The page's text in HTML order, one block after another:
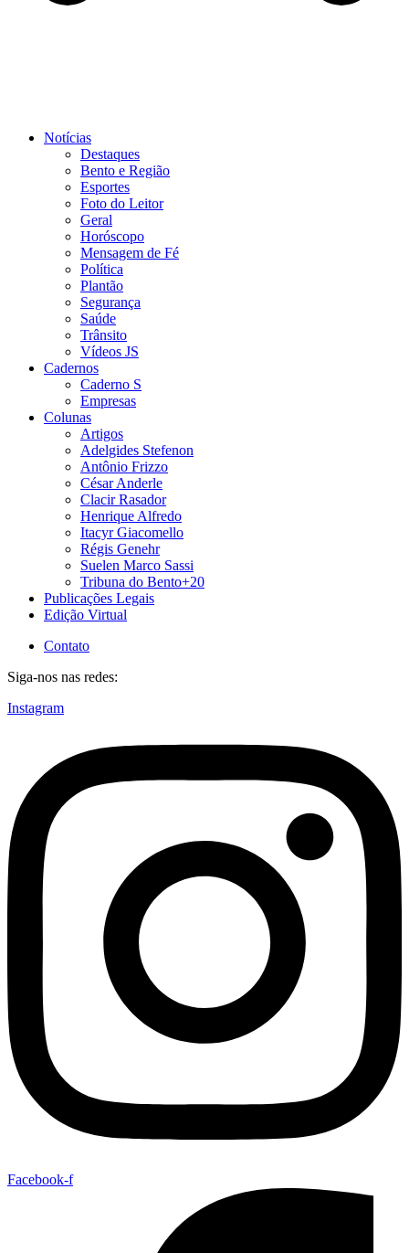
Notícias
Destaques
Bento e Região
Esportes
Foto do Leitor
Geral
Horóscopo
Mensagem de Fé
Política
Plantão
Segurança
Saúde
Trânsito
Vídeos JS
Cadernos
Caderno S
Empresas
Colunas
Artigos
Adelgides Stefenon
Antônio Frizzo
César Anderle
Clacir Rasador
Henrique Alfredo
Itacyr Giacomello
Régis Genehr
Suelen Marco Sassi
Tribuna do Bento+20
Publicações Legais
Edição Virtual
Contato
Siga-nos nas redes:
Instagram
Facebook-f